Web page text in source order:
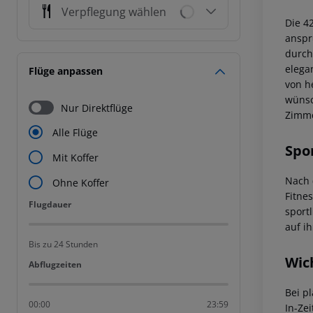
Verpflegung wählen
Flüge anpassen
Nur Direktflüge
Alle Flüge
Mit Koffer
Ohne Koffer
Flugdauer
Flugdauer
Bis zu 24 Stunden
Abflugzeiten
Abflugzeiten
00:00 23:59
Die
von
auf
Bei
In-